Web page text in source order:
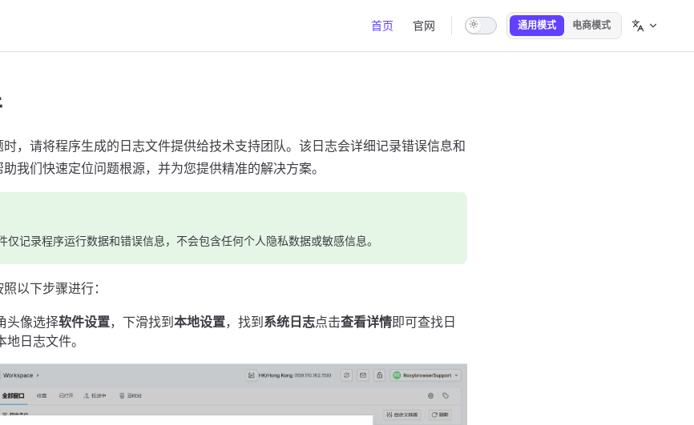
首页 官网 通用模式 电商模式
时，请将程序生成的日志文件提供给技术支持团队。该日志会详细记录错误信息和
我们快速定位问题根源，并为您提供精准的解决方案。
仅记录程序运行数据和错误信息，不会包含任何个人隐私数据或敏感信息。
以下步骤进行：
头像选择软件设置，下滑找到 本地设置，找到 系统日志点击查看详情即可查找日
日志文件。